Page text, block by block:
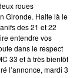
roues
Gironde. Halte là le
des 21 et 22
entendre vos
dans le respect
33 et à très bientôt
l’annonce, mardi 3